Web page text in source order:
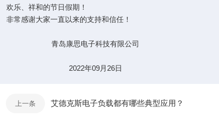
欢乐、祥和的节日假期！
非常感谢大家一直以来的支持和信任！
青岛康思电子科技有限公司
2022年09月26日
上一条 艾德克斯电子负载都有哪些典型应用？